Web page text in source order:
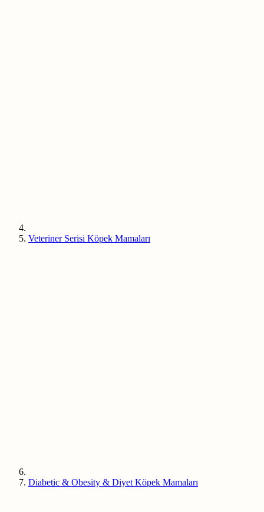
Veteriner Serisi Köpek Mamaları
Diabetic & Obesity & Diyet Köpek Mamaları